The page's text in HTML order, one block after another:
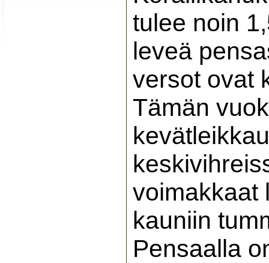
tulee noin
leveä
versot ovat
Tämän
voimakkaat
kauniin
Pensaalla